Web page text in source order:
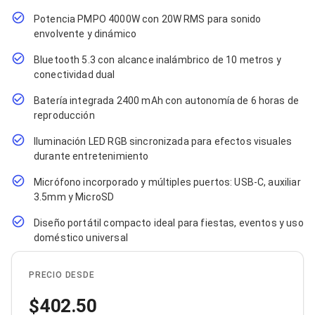
Cables Coaxiales
Accesorios para Cables
Conectores
Tapas y Cajas
Pinzas Ponchadoras
Probadores de Cable
Protectores para Cables
Cables para Impresoras
Cableado Estructurado
Sujetadores de Cables
Cinchos
Adaptadores
Adaptadores PC
Adaptadores PC USB
Adaptadores PC Serial
Adaptadores PC IDE
Adaptadores PC Teclado
Potencia PMPO 4000W con 20W RMS para sonido
envolvente y dinámico
Bluetooth 5.3 con alcance inalámbrico de 10 metros y
conectividad dual
Batería integrada 2400 mAh con autonomía de 6 horas de
reproducción
Iluminación LED RGB sincronizada para efectos visuales
durante entretenimiento
Micrófono incorporado y múltiples puertos: USB-C, auxiliar
3.5mm y MicroSD
Diseño portátil compacto ideal para fiestas, eventos y uso
doméstico universal
PRECIO DESDE
402.50